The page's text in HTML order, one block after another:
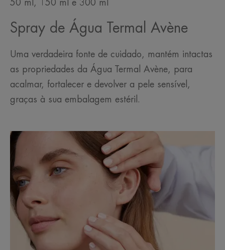
50 ml, 150 ml e 300 ml
Spray de Água Termal Avène
Uma verdadeira fonte de cuidado, mantém intactas
as propriedades da Água Termal Avène, para
acalmar, fortalecer e devolver a pele sensível,
graças à sua embalagem estéril.